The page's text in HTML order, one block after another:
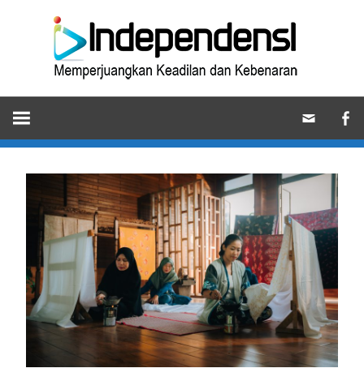
Memperjuangkan
Keadilan
dan
Kebenaran